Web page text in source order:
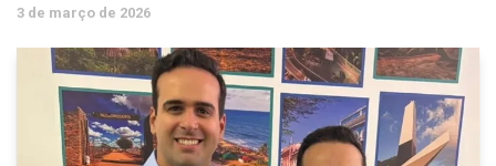
3 de março de 2026